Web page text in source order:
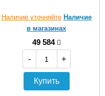
Наличие уточняйте Наличие
в магазинах
49 584
-
+
Купить